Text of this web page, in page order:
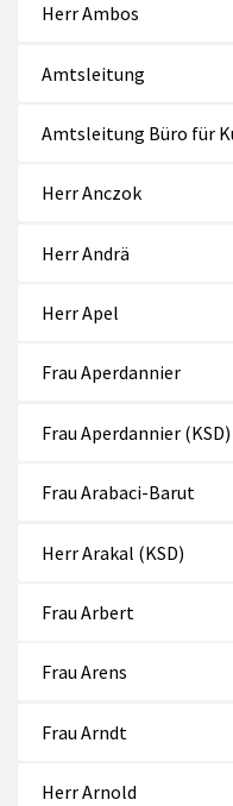
Herr Ambos
Amtsleitung
Amtsleitung Büro für
Herr Anczok
Herr Andrä
Herr Apel
Frau Aperdannier
Frau Aperdannier (KSD)
Frau Arabaci-Barut
Herr Arakal (KSD)
Frau Arbert
Frau Arens
Frau Arndt
Herr Arnold